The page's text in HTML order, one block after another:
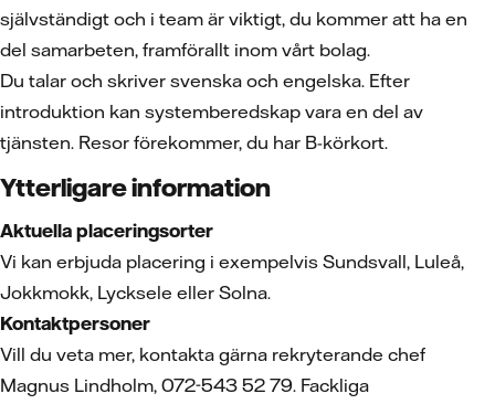
självständigt och i team är viktigt, du kommer att ha en
del samarbeten, framförallt inom vårt bolag.
Du talar och skriver svenska och engelska. Efter
introduktion kan systemberedskap vara en del av
tjänsten. Resor förekommer, du har B-körkort.
Ytterligare information
Aktuella placeringsorter
Vi kan erbjuda placering i exempelvis Sundsvall, Luleå,
Jokkmokk, Lycksele eller Solna.
Kontaktpersoner
Vill du veta mer, kontakta gärna rekryterande chef
Magnus Lindholm, 072-543 52 79. Fackliga